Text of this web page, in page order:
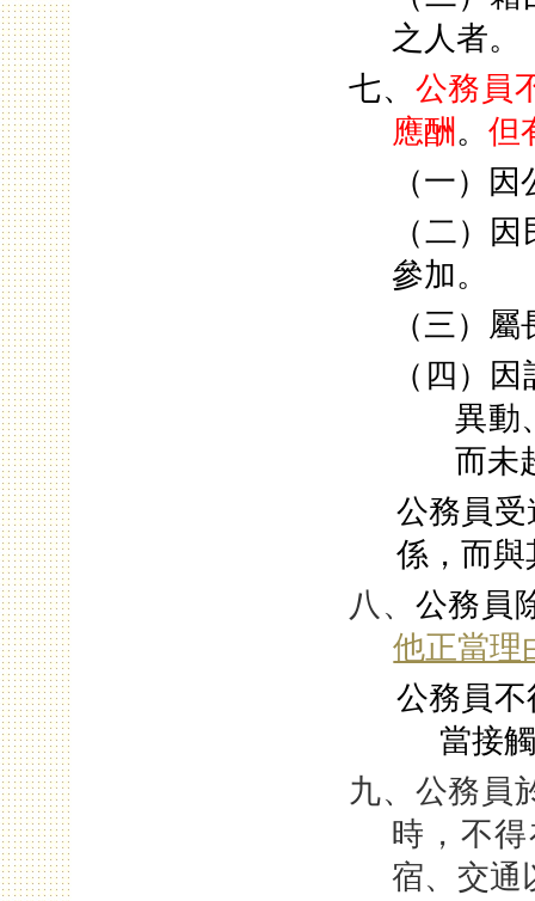
之人者。
七、 公務員
應酬 。 但
（一）
（二）
參加。
（三）
（四）
異動
而未
公務員
係，而與
八、 公務員
他正當理
公務員
當接
九、公務員
時，不
宿、交通